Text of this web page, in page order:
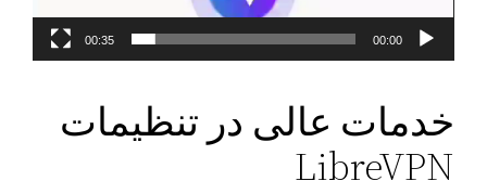
00:00
00:35
خدمات عالی در تنظیمات
LibreVPN